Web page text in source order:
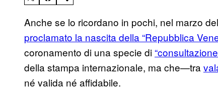
Anche se lo ricordano in pochi, nel marzo
proclamato la nascita della “Repubblica
coronamento di una specie di
della stampa internazionale, ma che—tra
né valida né affidabile.